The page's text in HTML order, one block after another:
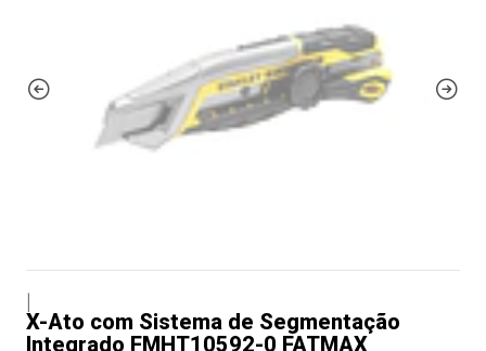
X-Ato com Sistema de Segmentação
Integrado FMHT10592-0 FATMAX